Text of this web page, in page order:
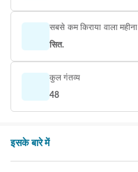
सबसे कम किराया वाला महीना
सित.
कुल गंतव्य
48
इसके बारे में